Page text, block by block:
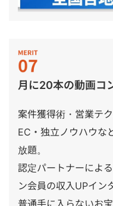
月に20本の動画コ
案件獲得術・営業テ
EC・独立ノウハウな
放題。
認定パートナーによ
ン会員の収入UPイン